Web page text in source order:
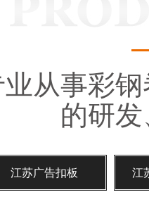
从事彩
的研
江苏广告扣板 江